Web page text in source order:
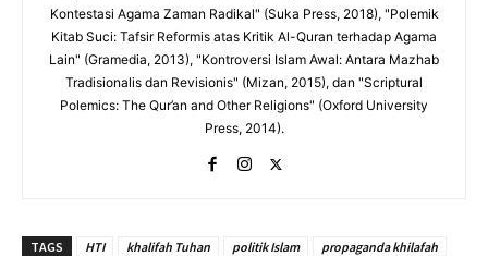
Kontestasi Agama Zaman Radikal" (Suka Press, 2018), "Polemik
Kitab Suci: Tafsir Reformis atas Kritik Al-Quran terhadap Agama
Lain" (Gramedia, 2013), "Kontroversi Islam Awal: Antara Mazhab
Tradisionalis dan Revisionis" (Mizan, 2015), dan "Scriptural
Polemics: The Qur’an and Other Religions" (Oxford University
Press, 2014).
TAGS HTI khalifah Tuhan politik Islam propaganda khilafah